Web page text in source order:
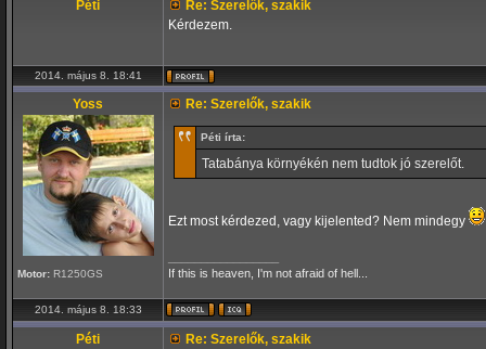
Péti
Re: Szerelők, szakik
Kérdezem.
2014. május 8. 18:41
Yoss
Motor: R1250GS
Re: Szerelők, szakik
Péti írta:
Tatabánya környékén nem tudtok jó szerelőt.
Ezt most kérdezed, vagy kijelented? Nem mindegy
If this is heaven, I'm not afraid of hell...
2014. május 8. 18:33
Péti
Re: Szerelők, szakik